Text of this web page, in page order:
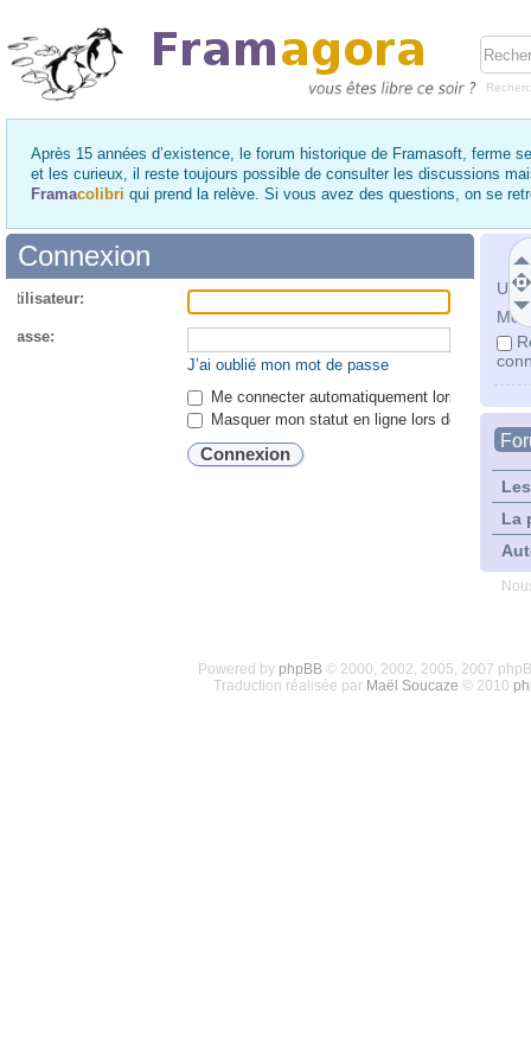
Après 15 années d’existence, le forum historique de Framasoft, ferme
et les curieux, il reste toujours possible de consulter les discussions
Framacolibri qui prend la relève. Si vous avez des questions, on se
Mot
La
Connexion
passe:
J’ai oublié mon mot de passe
Me connecter automatiquement lors de
Masquer mon statut en ligne lors de cette
Powered by phpBB© 2000, 2002, 2005, 2007
Traduction réalisée par Maël Soucaze © 2010